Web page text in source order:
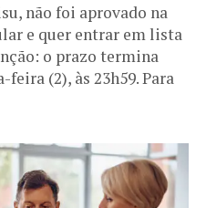
não foi aprovado na
e quer entrar em lista
o prazo termina
feira (2), às 23h59. Para